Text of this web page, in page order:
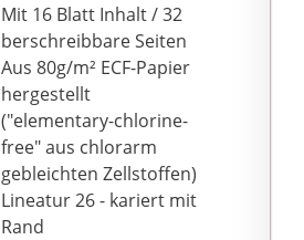
Mit 16 Blatt Inhalt / 32
berschreibbare Seiten
Aus 80g/m² ECF-Papier
hergestellt
("elementary-chlorine-
free" aus chlorarm
gebleichten Zellstoffen)
Lineatur 26 - kariert mit
Rand